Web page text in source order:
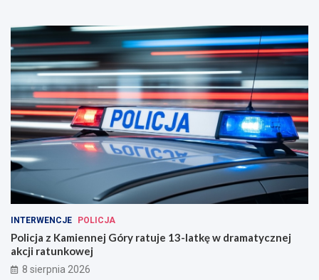
INTERWENCJE POLICJA
Policja z Kamiennej Góry ratuje 13-latkę w dramatycznej
akcji ratunkowej
8 sierpnia 2026